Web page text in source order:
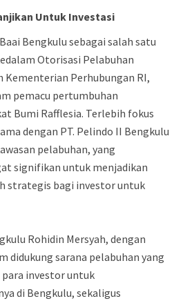
Untuk Investasi
Bengkulu sebagai salah satu
Otorisasi Pelabuhan
Kementerian Perhubungan RI,
pemacu pertumbuhan
Bumi Rafflesia. Terlebih fokus
dengan PT. Pelindo II Bengkulu
pelabuhan, yang
signifikan untuk menjadikan
strategis bagi investor untuk
Rohidin Mersyah, dengan
didukung sarana pelabuhan yang
para investor untuk
di Bengkulu, sekaligus